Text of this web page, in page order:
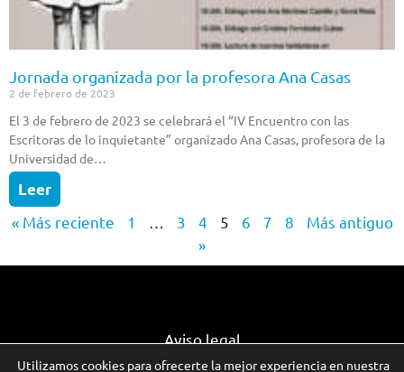
Jornada organizada por la profesora Ana Casas
2 de febrero de 2023
El 3 de febrero de 2023 se celebrará el “IV Encuentro con las
Escritoras de lo inquietante” organizado Ana Casas, profesora de la
Universidad de…
Leer
« Más reciente
1 … 3 4 5 6 7 8
Más antiguo
»
Aviso legal
Utilizamos cookies para ofrecerte la mejor experiencia en nuestra